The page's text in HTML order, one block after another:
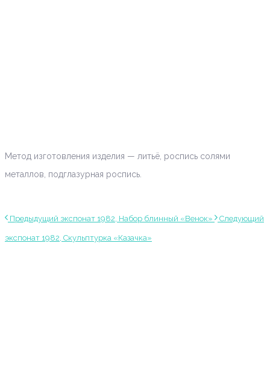
Метод изготовления изделия — литьё, роспись солями
металлов, подглазурная роспись.
Предыдущий экспонат 1982, Набор блинный «Венок» Следующий
экспонат 1982, Скульптурка «Казачка»